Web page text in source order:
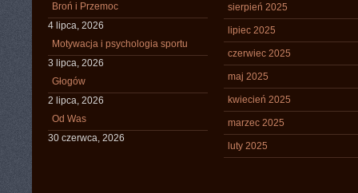
Broń i Przemoc
4 lipca, 2026
Motywacja i psychologia sportu
3 lipca, 2026
Głogów
2 lipca, 2026
Od Was
30 czerwca, 2026
sierpień 2025
lipiec 2025
czerwiec 2025
maj 2025
kwiecień 2025
marzec 2025
luty 2025